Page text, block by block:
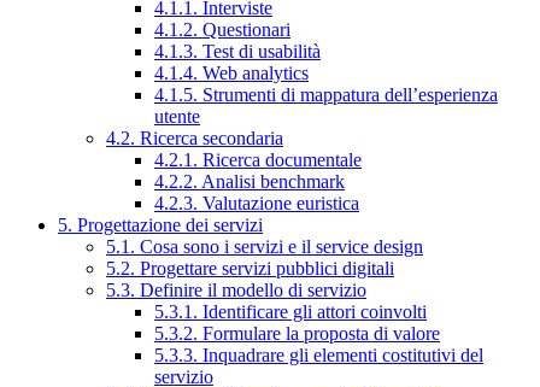
4.1.1. Interviste
4.1.2. Questionari
4.1.3. Test di usabilità
4.1.4. Web analytics
4.1.5. Strumenti di mappatura dell’esperienza
utente
4.2. Ricerca secondaria
4.2.1. Ricerca documentale
4.2.2. Analisi benchmark
4.2.3. Valutazione euristica
5. Progettazione dei servizi
5.1. Cosa sono i servizi e il service design
5.2. Progettare servizi pubblici digitali
5.3. Definire il modello di servizio
5.3.1. Identificare gli attori coinvolti
5.3.2. Formulare la proposta di valore
5.3.3. Inquadrare gli elementi costitutivi del
servizio